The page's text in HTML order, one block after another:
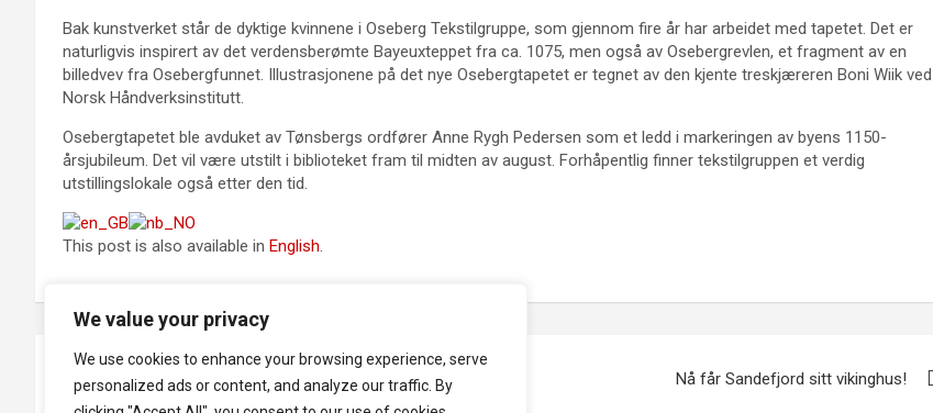
We value your privacy
We use cookies to enhance your browsing experience, serve
personalized ads or content, and analyze our traffic. By
Bak kunstverket står de dyktige kvinnene i Oseberg Tekstilgruppe, som gjennom fire år har arbeidet med tapetet. Det er
naturligvis inspirert av det verdensberømte Bayeuxteppet fra ca. 1075, men også av Osebergrevlen, et fragment av en
billedvev fra Osebergfunnet. Illustrasjonene på det nye Osebergtapetet er tegnet av den kjente treskjæreren Boni Wiik ved
Norsk Håndverksinstitutt.
Osebergtapetet ble avduket av Tønsbergs ordfører Anne Rygh Pedersen som et ledd i markeringen av byens 1150-
årsjubileum. Det vil være utstilt i biblioteket fram til midten av august. Forhåpentlig finner tekstilgruppen et verdig
utstillingslokale også etter den tid.
This post is also available in English.
Innleggsnavigasjon
Smeden Kristoffer søker assistenter Nå får Sandefjord sitt vikinghus!